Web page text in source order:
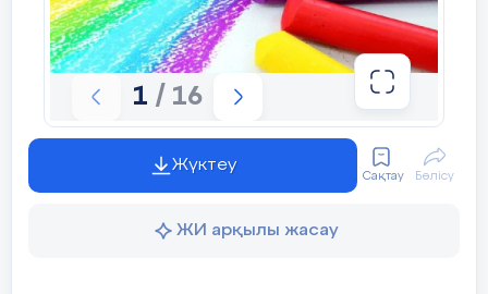
7) қ.ж.- аяқты қосып тұрып,допты
со- зып отыру,2-қ.ж.,3-қол жоғары
8) қ.ж.- аяқты қосып тұрып,сәл алға
оңға, солға айналдыру
9) қ.ж.- аяқты қосып тұрып,допты
шапа- лақтау
Топқа біріктіру, спорттық
1 / 16
Жүктеу
Сақтау Бөлісу
ЖИ арқылы жасау